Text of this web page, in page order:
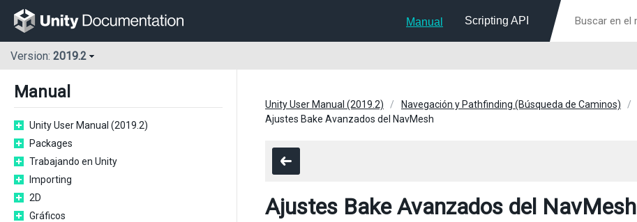
Manual Scripting API
Version: 2019.2
Manual
Unity User Manual (2019.2)
Packages
Trabajando en Unity
Importing
2D
Gráficos
Unity User Manual (2019.2) Navegación y Pathfinding (Búsqueda de Caminos)
Ajustes Bake Avanzados del NavMesh
Ajustes Bake Avanzados del NavMesh